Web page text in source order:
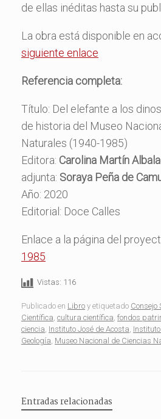
de ellas inéditas hasta su
La obra está disponible en
siguiente enlace
Referencia completa:
Título: Del elefante a los
de historia del Museo
Naturales (1940-1985)
Editora: Carolina Martín
adjunta: Soraya Peña de
Año: 2020
Editorial: Doce Calles
Enlace a la página del
1985
Vistas: 116
Publicado en Libro y etiquetado Consejo
Científica, cultura científica, fondos
ciencia, Instituto José de Acosta,
Geología, Museo Nacional de Ciencias
Entradas relacionadas